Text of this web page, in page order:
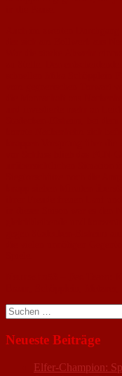
Suchen
nach:
Neueste Beiträge
Elfer-Champion: